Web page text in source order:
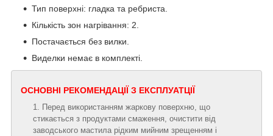
Тип поверхні: гладка та ребриста.
Кількість зон нагрівання: 2.
Постачається без вилки.
Виделки немає в комплекті.
ОСНОВНІ РЕКОМЕНДАЦІЇ З ЕКСПЛУАТЦІЇ
Перед використанням жаркову поверхню, що
стикається з продуктами смаження, очистити від
заводського мастила рідким мийним зрещенням і